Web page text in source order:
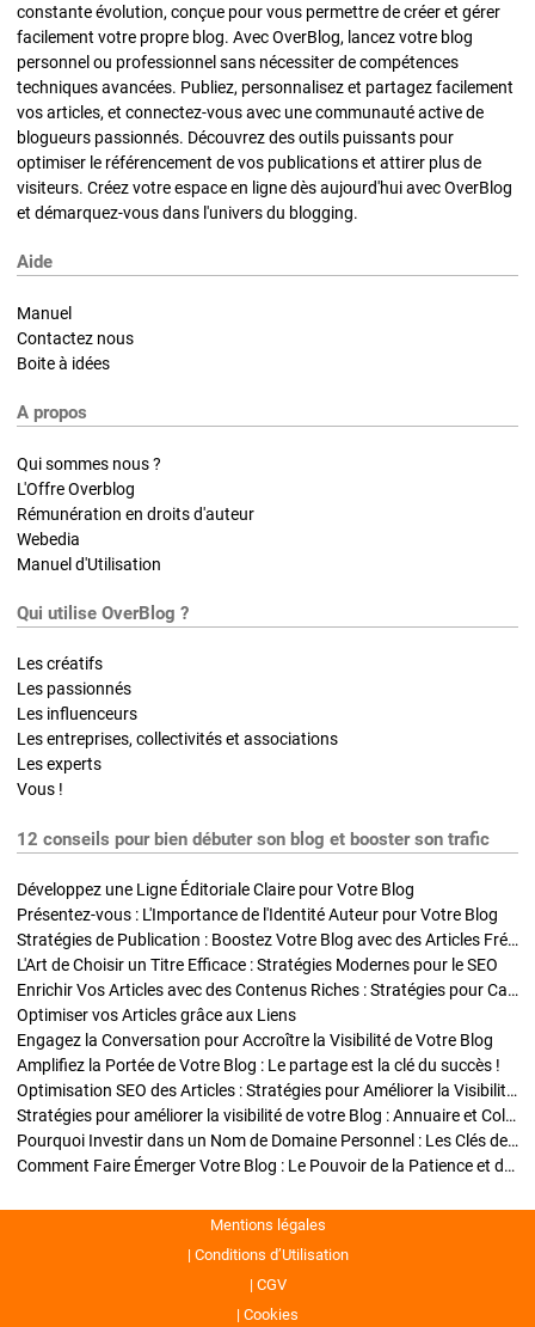
constante évolution, conçue pour vous permettre de créer et gérer
facilement votre propre blog. Avec OverBlog, lancez votre blog
personnel ou professionnel sans nécessiter de compétences
techniques avancées. Publiez, personnalisez et partagez facilement
vos articles, et connectez-vous avec une communauté active de
blogueurs passionnés. Découvrez des outils puissants pour
optimiser le référencement de vos publications et attirer plus de
visiteurs. Créez votre espace en ligne dès aujourd'hui avec OverBlog
et démarquez-vous dans l'univers du blogging.
Aide
Manuel
Contactez nous
Boite à idées
A propos
Qui sommes nous ?
L'Offre Overblog
Rémunération en droits d'auteur
Webedia
Manuel d'Utilisation
Qui utilise OverBlog ?
Les créatifs
Les passionnés
Les influenceurs
Les entreprises, collectivités et associations
Les experts
Vous !
12 conseils pour bien débuter son blog et booster son trafic
Développez une Ligne Éditoriale Claire pour Votre Blog
Présentez-vous : L'Importance de l'Identité Auteur pour Votre Blog
Stratégies de Publication : Boostez Votre Blog avec des Articles Fréquents et Exclusifs
L'Art de Choisir un Titre Efficace : Stratégies Modernes pour le SEO
Enrichir Vos Articles avec des Contenus Riches : Stratégies pour Captiver et Optimiser
Optimiser vos Articles grâce aux Liens
Engagez la Conversation pour Accroître la Visibilité de Votre Blog
Amplifiez la Portée de Votre Blog : Le partage est la clé du succès !
Optimisation SEO des Articles : Stratégies pour Améliorer la Visibilité de Votre Blog
Stratégies pour améliorer la visibilité de votre Blog : Annuaire et Collaborations
Pourquoi Investir dans un Nom de Domaine Personnel : Les Clés de la Réussite de Votre Blog
Comment Faire Émerger Votre Blog : Le Pouvoir de la Patience et de la Persévérance
Mentions légales
Conditions d’Utilisation
CGV
Cookies